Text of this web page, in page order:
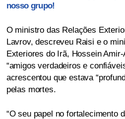
nosso grupo!
O ministro das Relações
Lavrov, descreveu Raisi e o
Exteriores do Irã, Hossein
“amigos verdadeiros e
acrescentou que estava
pelas mortes.
“O seu papel no fortalecimento